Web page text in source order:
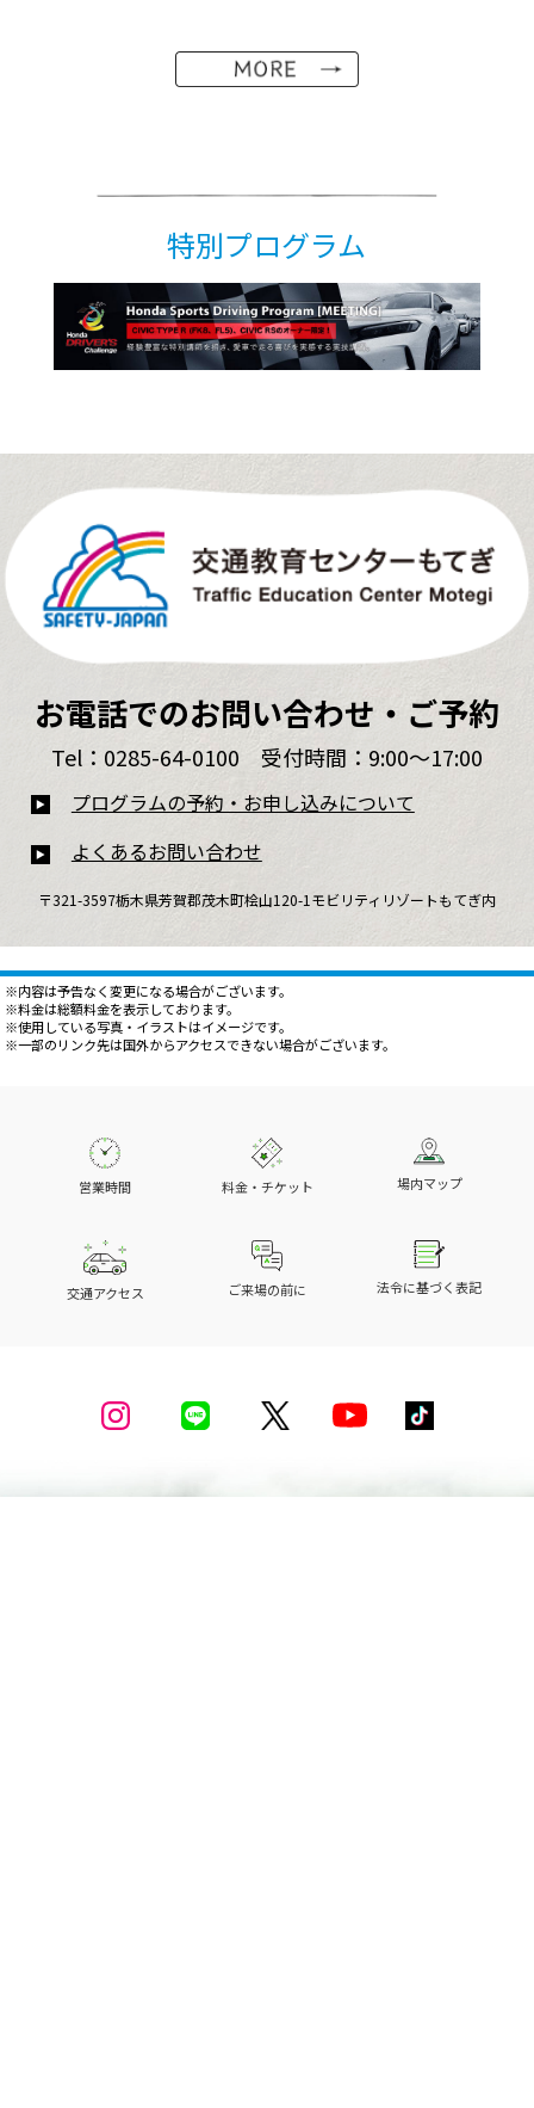
特別プログラム
お電話でのお問い合わせ・ご予約
Tel：0285-64-0100 受付時間：9:00～17:00
プログラムの予約・お申し込みについて
よくあるお問い合わせ
〒321-3597栃木県芳賀郡茂木町桧山120-1モビリティリゾートもてぎ内
※内容は予告なく変更になる場合がございます。
※料金は総額料金を表示しております。
※使用している写真・イラストはイメージです。
※一部のリンク先は国外からアクセスできない場合がございます。
営業時間 料金・チケット 場内マップ
交通アクセス ご来場の前に 法令に基づく表記